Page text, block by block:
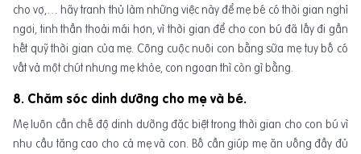
cho vợ,… hãy tranh thủ làm những việc này để mẹ bé có thời gian nghỉ
ngơi, tinh thần thoải mái hơn, vì thời gian để cho con bú đã lấy đi gần
hết quỹ thời gian của mẹ. Công cuộc nuôi con bằng sữa mẹ tuy bố có
vất vả một chút nhưng mẹ khỏe, con ngoan thì còn gì bằng.
8. Chăm sóc dinh dưỡng cho mẹ và bé.
Mẹ luôn cần chế độ dinh dưỡng đặc biệt trong thời gian cho con bú vì
nhu cầu tăng cao cho cả mẹ và con. Bố cần giúp mẹ ăn uống đầy đủ